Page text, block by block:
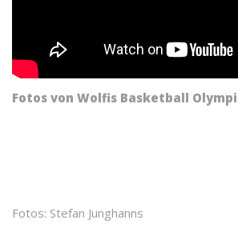
Fotos von Wolfis Basketball
Fotos: Stefan Junghanns